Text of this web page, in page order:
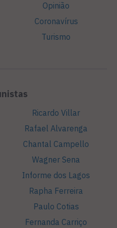
Opinião
Coronavírus
Turismo
Ricardo Villar
Rafael Alvarenga
Chantal Campello
Wagner Sena
Informe dos Lagos
Rapha Ferreira
Paulo Cotias
Fernanda Carriço